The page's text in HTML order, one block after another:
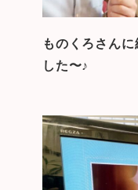
ものくろさん
した〜♪